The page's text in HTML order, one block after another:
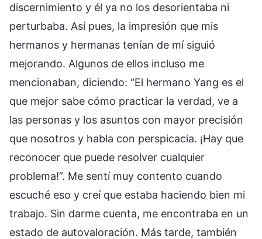
discernimiento y él ya no los desorientaba ni
perturbaba. Así pues, la impresión que mis
hermanos y hermanas tenían de mí siguió
mejorando. Algunos de ellos incluso me
mencionaban, diciendo: “El hermano Yang es el
que mejor sabe cómo practicar la verdad, ve a
las personas y los asuntos con mayor precisión
que nosotros y habla con perspicacia. ¡Hay que
reconocer que puede resolver cualquier
problema!”. Me sentí muy contento cuando
escuché eso y creí que estaba haciendo bien mi
trabajo. Sin darme cuenta, me encontraba en un
estado de autovaloración. Más tarde, también